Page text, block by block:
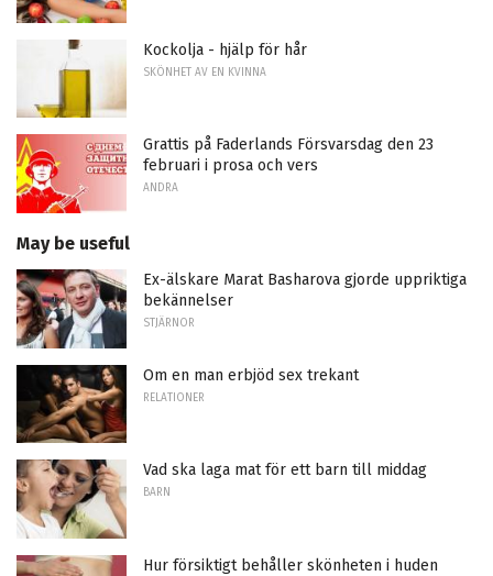
Kockolja - hjälp för hår
SKÖNHET AV EN KVINNA
Grattis på Faderlands Försvarsdag den 23
februari i prosa och vers
ANDRA
May be useful
Ex-älskare Marat Basharova gjorde uppriktiga
bekännelser
STJÄRNOR
Om en man erbjöd sex trekant
RELATIONER
Vad ska laga mat för ett barn till middag
BARN
Hur försiktigt behåller skönheten i huden